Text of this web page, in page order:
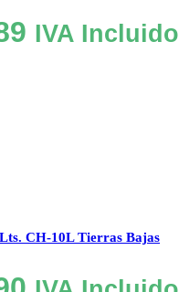
IVA Incluido
CH-10L Tierras Bajas